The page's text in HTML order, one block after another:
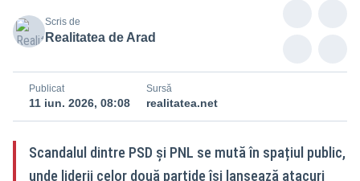
Scris de
Realitatea de Arad
Publicat
11 iun. 2026, 08:08
Sursă
realitatea.net
Scandalul dintre PSD și PNL se mută în spațiul public,
unde liderii celor două partide își lansează atacuri